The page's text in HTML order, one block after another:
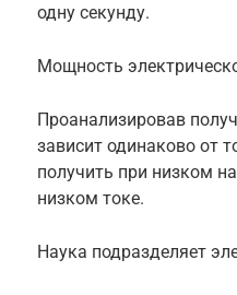
одну секунду.
Мощность
Проанализировав
зависит одинаково от
получить при низком
низком токе.
Наука подразделяет